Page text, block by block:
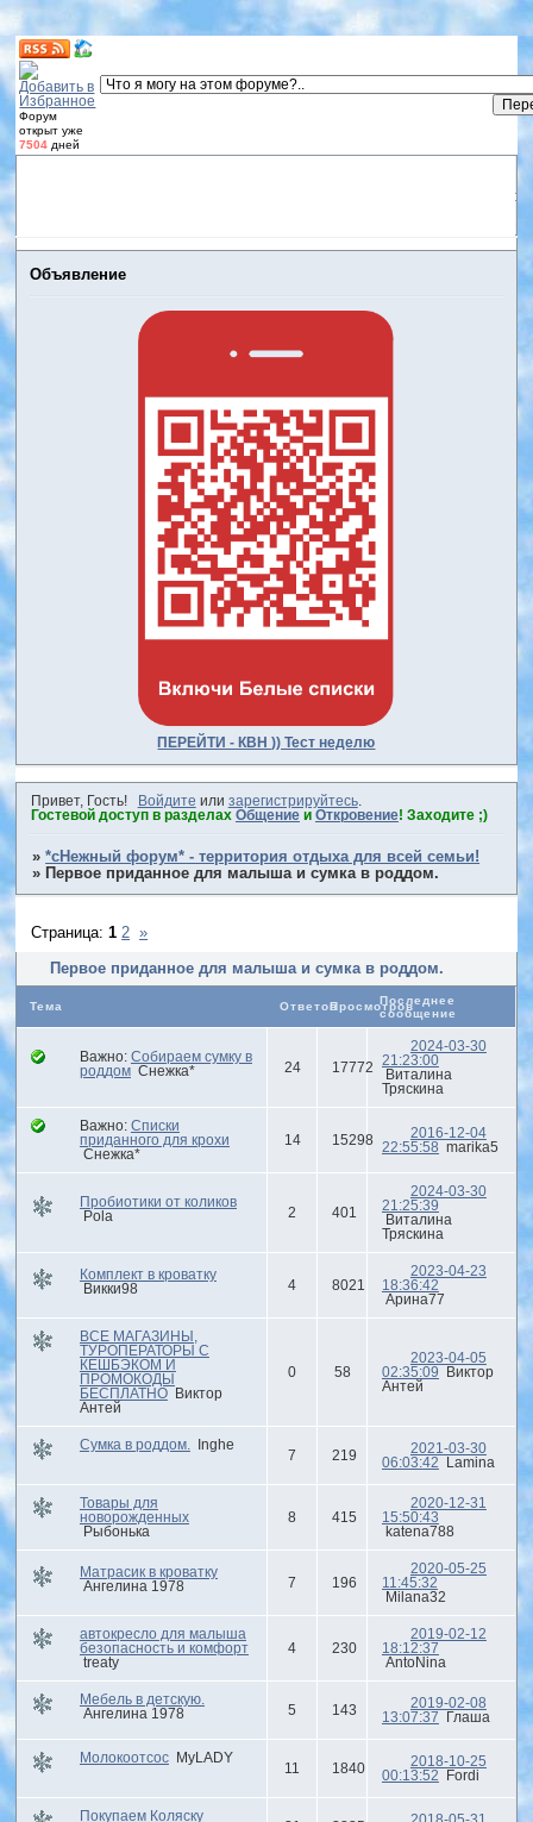
Форум
открыт уже
7504 дней
Объявление
ПЕРЕЙТИ - КВН )) Тест неделю
Привет, Гость! Войдите или зарегистрируйтесь.
Гостевой доступ в разделах Общениеи Откровение! Заходите ;)
»*сНежный форум* - территория отдыха для всей семьи!
» Первое приданное для малыша и сумка в роддом.
Первое приданное для малыша и сумка в роддом.
Страница:1 2 »
Тема ОтветовПросмотровПоследнее
сообщение
Важно: Собираем сумку в
роддом Снежка* 24 17772
2024-03-30
21:23:00
Виталина
Тряскина
Важно: Списки
приданного для крохи
Снежка*
14 15298
2016-12-04
22:55:58 marika5
Пробиотики от коликов
Pola
2 401
2024-03-30
21:25:39
Виталина
Тряскина
Комплект в кроватку
Викки98
4 8021
2023-04-23
18:36:42
Арина77
ВСЕ МАГАЗИНЫ,
ТУРОПЕРАТОРЫ С
КЕШБЭКОМ И
ПРОМОКОДЫ
БЕСПЛАТНО
Виктор
Антей
0 58
2023-04-05
02:35:09
Виктор
Антей
Сумка в роддом. Inghe
7 219
2021-03-30
06:03:42
Lamina
Товары для
новорожденных
Рыбонька
8 415
2020-12-31
15:50:43
katena788
Матрасик в кроватку
Ангелина 1978
7 196
2020-05-25
11:45:32
Milana32
автокресло для малыша
безопасность и комфорт
treaty
4 230
2019-02-12
18:12:37
AntoNina
Мебель в детскую.
Ангелина 1978
5 143
2019-02-08
13:07:37
Глаша
Молокоотсос MyLADY
11 1840
2018-10-25
00:13:52
Fordi
Покупаем Коляску